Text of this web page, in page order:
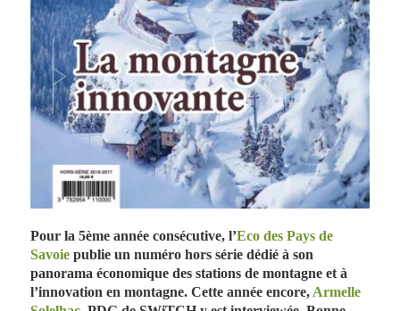
Pour la 5ème année consécutive, l’Eco des Pays de
Savoiepublie un numéro hors série dédié à son
panorama économique des stations de montagne et à
l’innovation en montagne. Cette année encore, Armelle